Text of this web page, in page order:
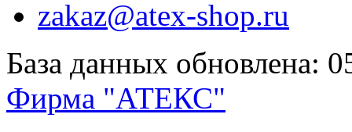
zakaz@atex-shop.ru
База данных обновлена:
Фирма "АТЕКС"